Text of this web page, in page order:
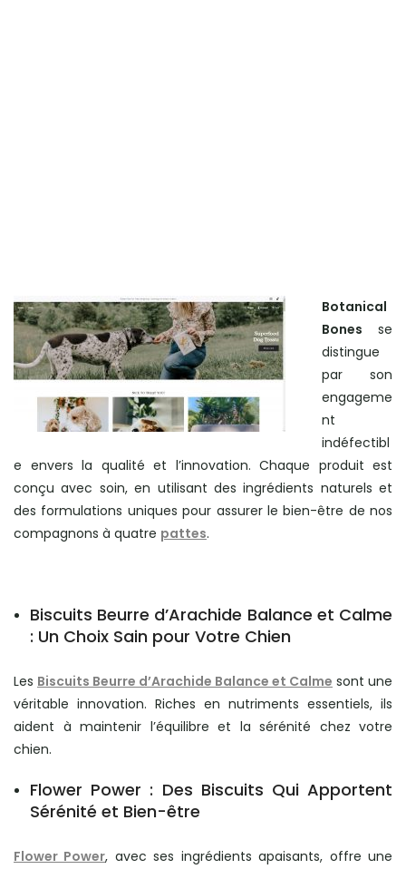
Botanical
Bones se
distingue
par son
engageme
nt
indéfectibl
e envers la qualité et l’innovation. Chaque produit est
conçu avec soin, en utilisant des ingrédients naturels et
des formulations uniques pour assurer le bien-être de nos
compagnons à quatre pattes.
Biscuits Beurre d’Arachide Balance et Calme
: Un Choix Sain pour Votre Chien
Les Biscuits Beurre d’Arachide Balance et Calme sont une
véritable innovation. Riches en nutriments essentiels, ils
aident à maintenir l’équilibre et la sérénité chez votre
chien.
Flower Power : Des Biscuits Qui Apportent
Sérénité et Bien-être
Flower Power, avec ses ingrédients apaisants, offre une